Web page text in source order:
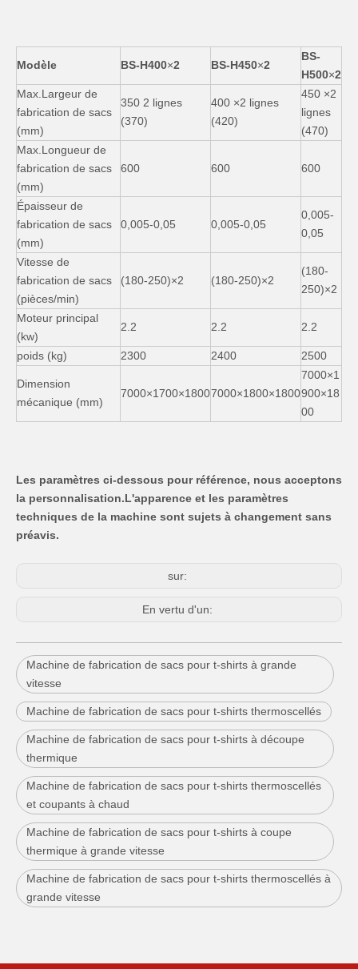
Modèle BS-H400×2 BS-H450×2
BS-
H500×2
Max.Largeur de
fabrication de sacs
(mm)
350 2 lignes
(370)
400 ×2 lignes
(420)
450 ×2
lignes
(470)
Max.Longueur de
fabrication de sacs
(mm)
600 600 600
Épaisseur de
fabrication de sacs
(mm)
0,005-0,05 0,005-0,05
0,005-
0,05
Vitesse de
fabrication de sacs
(pièces/min)
(180-250)×2 (180-250)×2
(180-
250)×2
Moteur principal
(kw)
2.2 2.2 2.2
poids (kg) 2300 2400 2500
Dimension
mécanique (mm)
7000×1700×18007000×1800×1800
7000×1
900×18
00
Les paramètres ci-dessous pour référence, nous acceptons
la personnalisation.L'apparence et les paramètres
techniques de la machine sont sujets à changement sans
préavis.
sur:
En vertu d'un:
Machine de fabrication de sacs pour t-shirts à grande
vitesse
Machine de fabrication de sacs pour t-shirts thermoscellés
Machine de fabrication de sacs pour t-shirts à découpe
thermique
Machine de fabrication de sacs pour t-shirts thermoscellés
et coupants à chaud
Machine de fabrication de sacs pour t-shirts à coupe
thermique à grande vitesse
Machine de fabrication de sacs pour t-shirts thermoscellés à
grande vitesse